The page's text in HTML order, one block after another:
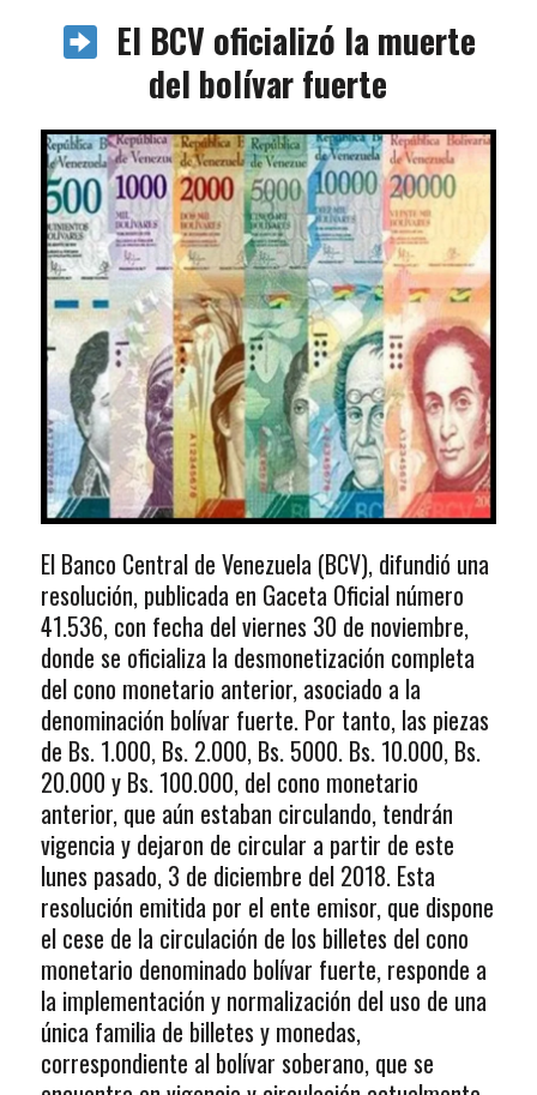
El BCV oficializó la muerte
del bolívar fuerte
El Banco Central de Venezuela (BCV), difundió una
resolución, publicada en Gaceta Oficial número
41.536, con fecha del viernes 30 de noviembre,
donde se oficializa la desmonetización completa
del cono monetario anterior, asociado a la
denominación bolívar fuerte. Por tanto, las piezas
de Bs. 1.000, Bs. 2.000, Bs. 5000. Bs. 10.000, Bs.
20.000 y Bs. 100.000, del cono monetario
anterior, que aún estaban circulando, tendrán
vigencia y dejaron de circular a partir de este
lunes pasado, 3 de diciembre del 2018. Esta
resolución emitida por el ente emisor, que dispone
el cese de la circulación de los billetes del cono
monetario denominado bolívar fuerte, responde a
la implementación y normalización del uso de una
única familia de billetes y monedas,
correspondiente al bolívar soberano, que se